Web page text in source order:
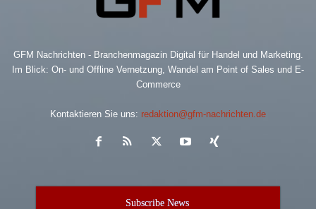
GFM Nachrichten - Branchenmagazin Digital für Handel und Marketing.
Im Blick: On- und Offline Vernetzung, Wandel am Point of Sales und E-
Commerce
Kontaktieren Sie uns: redaktion@gfm-nachrichten.de
Subscribe News